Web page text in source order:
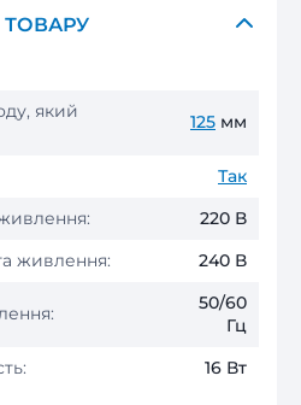
ТОВАРУ
який
125 мм
Так
220 В
живлення:
240 В
50/60
Гц
16 Вт